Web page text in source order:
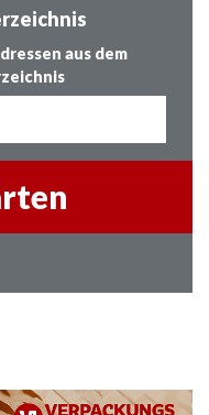
aus dem